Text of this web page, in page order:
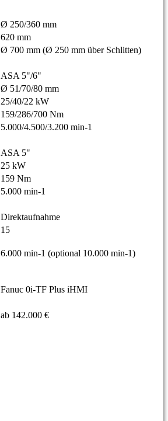
Ø 250/360 mm
620 mm
Ø 700 mm (Ø 250 mm über Schlitten)
ASA 5"/6"
Ø 51/70/80 mm
25/40/22 kW
159/286/700 Nm
5.000/4.500/3.200 min-1
ASA 5"
25 kW
159 Nm
5.000 min-1
Direktaufnahme
15
6.000 min-1 (optional 10.000 min-1)
Fanuc 0i-TF Plus iHMI
ab 142.000 €